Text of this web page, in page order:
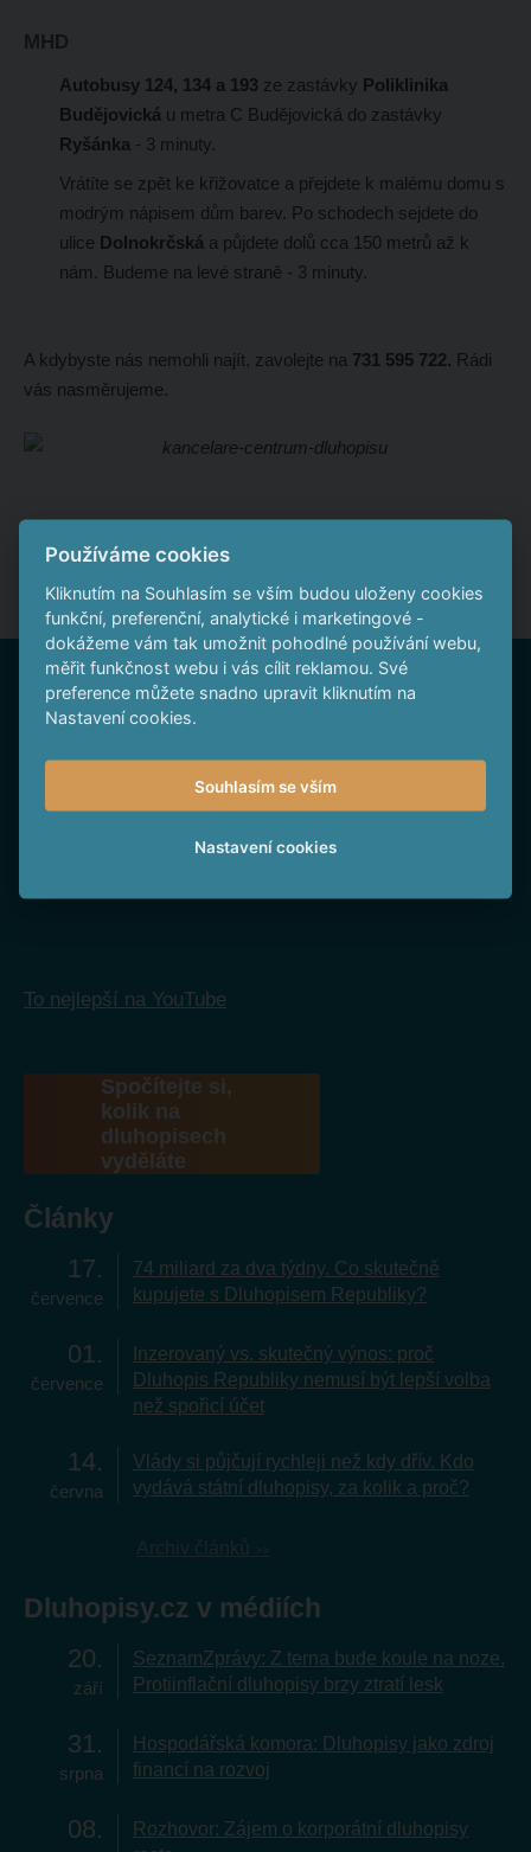
MHD
Autobusy 124, 134 a 193 ze zastávky Poliklinika
Budějovická u metra C Budějovická do zastávky
Ryšánka - 3 minuty.
Vrátíte se zpět ke křižovatce a přejdete k malému domu s
modrým nápisem dům barev. Po schodech sejdete do
ulice Dolnokrčská a půjdete dolů cca 150 metrů až k
nám. Budeme na levé straně - 3 minuty.
A kdybyste nás nemohli najít, zavolejte na 731 595 722. Rádi
vás nasměrujeme.
Nepropásněte
Sledujte nás na Facebooku
To nejlepší na YouTube
Spočítejte si,
kolik na
dluhopisech
vyděláte
Články
17
července
74 miliard za dva týdny. Co skutečně
kupujete s Dluhopisem Republiky?
01
července
Inzerovaný vs. skutečný výnos: proč
Dluhopis Republiky nemusí být lepší volba
než spořicí účet
14
června
Vlády si půjčují rychleji než kdy dřív. Kdo
vydává státní dluhopisy, za kolik a proč?
Dluhopisy.cz v médiích
20
září
SeznamZprávy: Z terna bude koule na noze.
Protiinflační dluhopisy brzy ztratí lesk
31
srpna
Hospodářská komora: Dluhopisy jako zdroj
financí na rozvoj
08
Rozhovor: Zájem o korporátní dluhopisy
Používáme cookies
Kliknutím na Souhlasím se vším budou uloženy cookies
funkční, preferenční, analytické i marketingové -
dokážeme vám tak umožnit pohodlné používání webu,
měřit funkčnost webu i vás cílit reklamou. Své
preference můžete snadno upravit kliknutím na
Nastavení cookies.
Souhlasím se vším
Nastavení cookies